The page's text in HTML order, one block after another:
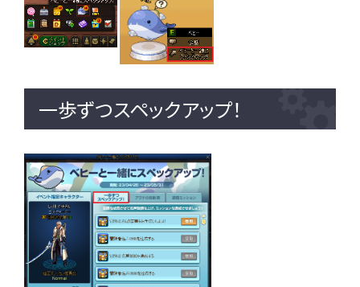
一歩ずつスペックアップ！